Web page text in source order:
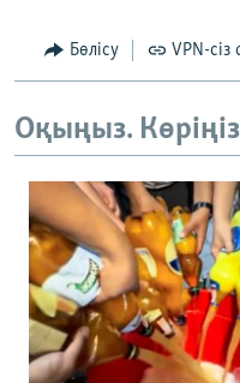
Бөлісу VPN-сіз
Оқыңыз.